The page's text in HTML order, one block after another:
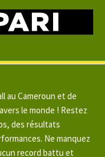
au Cameroun et de
le monde ! Restez
des résultats
Ne manquez
record battu et